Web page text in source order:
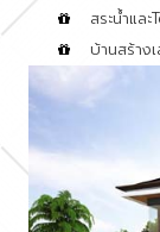
สระน้ำแล
บ้านสร้าง